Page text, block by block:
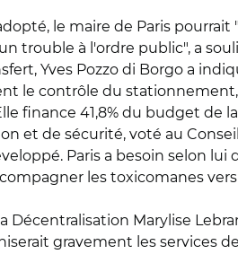
le maire de Paris
trouble à l'ordre public", a
Yves Pozzo di Borgo a
le contrôle du
finance 41,8% du budget
et de sécurité, voté au
Paris a besoin selon
les toxicomanes
Décentralisation Marylise
gravement les services